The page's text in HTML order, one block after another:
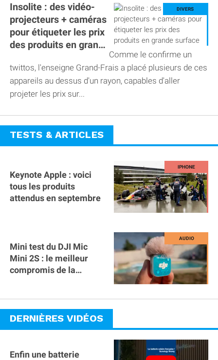
Insolite : des vidéo-
projecteurs + caméras
pour étiqueter les prix
des produits en grande
Comme le confirme un
twittos, l'enseigne Grand-Frais a placé plusieurs de ces
appareils au dessus d'un rayon, capables d'aller
projeter les prix sur...
TESTS & ARTICLES
Keynote Apple : voici
tous les produits
attendus en septembre
Mini test du DJI Mic
Mini 2S : le meilleur
compromis de la
DERNIÈRES VIDÉOS
Enfin une batterie